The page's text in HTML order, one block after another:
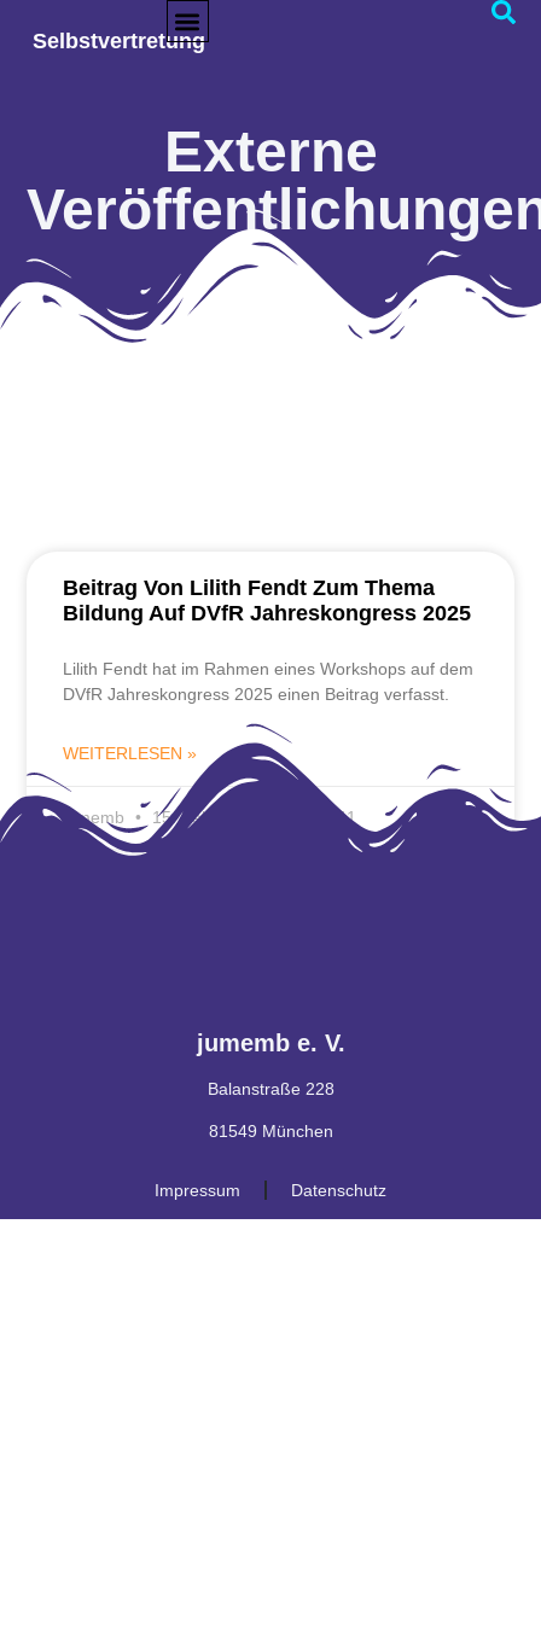
Selbstvertretung
Externe
Beitrag Von Lilith Fendt Zum Thema
Bildung Auf DVfR Jahreskongress 2025
Lilith Fendt hat im Rahmen eines Workshops auf dem
DVfR Jahreskongress 2025 einen Beitrag verfasst.
WEITERLESEN »
jumemb 15. Februar 2026 20:11
jumemb e. V.
Balanstraße 228
81549 München
Impressum Datenschutz